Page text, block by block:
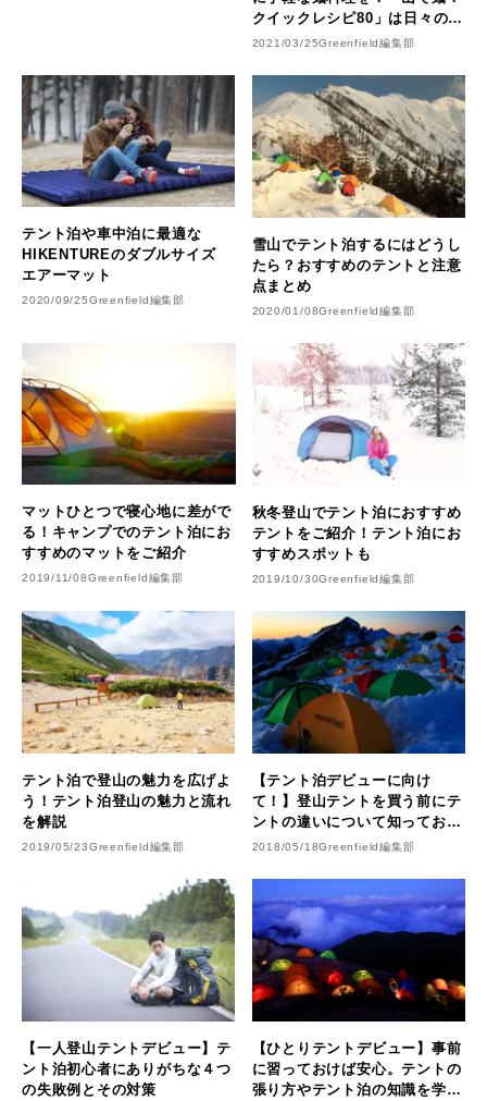
クイックレシピ80」は日々の時
短料理にも使える！
2021/03/25Greenfield編集部
テント泊や車中泊に最適な
HIKENTUREのダブルサイズ
エアーマット
2020/09/25Greenfield編集部
雪山でテント泊するにはどうし
たら？おすすめのテントと注意
点まとめ
2020/01/08Greenfield編集部
マットひとつで寝心地に差がで
る！キャンプでのテント泊にお
すすめのマットをご紹介
2019/11/08Greenfield編集部
秋冬登山でテント泊におすすめ
テントをご紹介！テント泊にお
すすめスポットも
2019/10/30Greenfield編集部
テント泊で登山の魅力を広げよ
う！テント泊登山の魅力と流れ
を解説
2019/05/23Greenfield編集部
【テント泊デビューに向け
て！】登山テントを買う前にテ
ントの違いについて知っておこ
う♪
2018/05/18Greenfield編集部
【一人登山テントデビュー】テ
ント泊初心者にありがちな４つ
の失敗例とその対策
【ひとりテントデビュー】事前
に習っておけば安心。テントの
張り方やテント泊の知識を学べ